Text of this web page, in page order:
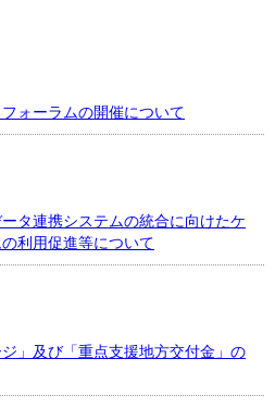
ォーラムの開催について
タ連携システムの統合に向けたケ
利用促進等について
」及び「重点支援地方交付金」の